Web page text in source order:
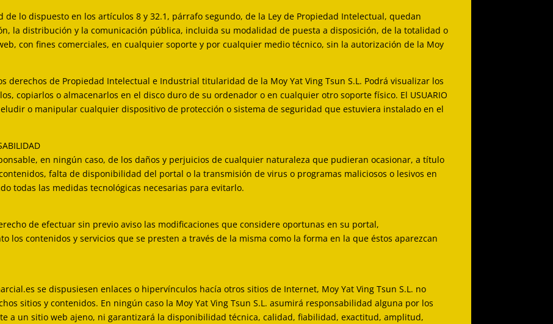
de lo dispuesto en los artículos 8 y 32.1, párrafo segundo, de la Ley de Propiedad Intelectual, quedan
la distribución y la comunicación pública, incluida su modalidad de puesta a disposición, de la totalidad o
con fines comerciales, en cualquier soporte y por cualquier medio técnico, sin la autorización de la Moy
derechos de Propiedad Intelectual e Industrial titularidad de la Moy Yat Ving Tsun S.L. Podrá visualizar los
copiarlos o almacenarlos en el disco duro de su ordenador o en cualquier otro soporte físico. El USUARIO
o manipular cualquier dispositivo de protección o sistema de seguridad que estuviera instalado en el
en ningún caso, de los daños y perjuicios de cualquier naturaleza que pudieran ocasionar, a título
falta de disponibilidad del portal o la transmisión de virus o programas maliciosos o lesivos en
todas las medidas tecnológicas necesarias para evitarlo.
de efectuar sin previo aviso las modificaciones que considere oportunas en su portal,
los contenidos y servicios que se presten a través de la misma como la forma en la que éstos aparezcan
se dispusiesen enlaces o hipervínculos hacía otros sitios de Internet, Moy Yat Ving Tsun S.L. no
sitios y contenidos. En ningún caso la Moy Yat Ving Tsun S.L. asumirá responsabilidad alguna por los
a un sitio web ajeno, ni garantizará la disponibilidad técnica, calidad, fiabilidad, exactitud, amplitud,